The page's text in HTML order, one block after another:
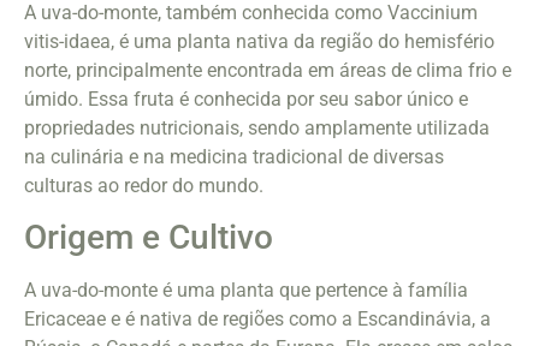
A uva-do-monte, também conhecida como Vaccinium
vitis-idaea, é uma planta nativa da região do hemisfério
norte, principalmente encontrada em áreas de clima frio e
úmido. Essa fruta é conhecida por seu sabor único e
propriedades nutricionais, sendo amplamente utilizada
na culinária e na medicina tradicional de diversas
culturas ao redor do mundo.
Origem e Cultivo
A uva-do-monte é uma planta que pertence à família
Ericaceae e é nativa de regiões como a Escandinávia, a